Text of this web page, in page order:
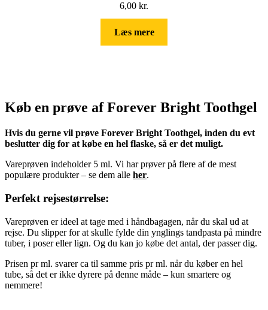
6,00 kr.
Læs mere
Køb en prøve af Forever Bright Toothgel
Hvis du gerne vil prøve Forever Bright Toothgel, inden du evt
beslutter dig for at købe en hel flaske, så er det muligt.
Vareprøven indeholder 5 ml. Vi har prøver på flere af de mest
populære produkter – se dem alle her.
Perfekt rejsestørrelse:
Vareprøven er ideel at tage med i håndbagagen, når du skal ud at
rejse. Du slipper for at skulle fylde din ynglings tandpasta på mindre
tuber, i poser eller lign. Og du kan jo købe det antal, der passer dig.
Prisen pr ml. svarer ca til samme pris pr ml. når du køber en hel
tube, så det er ikke dyrere på denne måde – kun smartere og
nemmere!